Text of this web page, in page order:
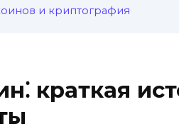
и криптография
краткaя